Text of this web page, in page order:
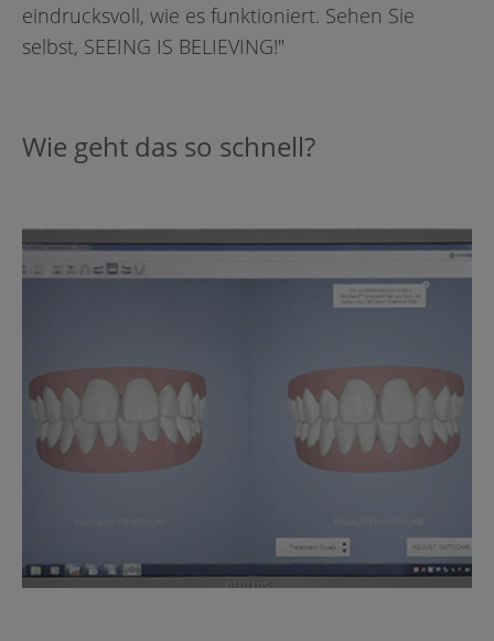
eindrucksvoll, wie es funktioniert. Sehen Sie
selbst, SEEING IS BELIEVING!"
Wie geht das so schnell?